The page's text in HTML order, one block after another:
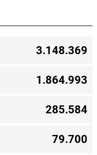
3.148.369
1.864.993
285.584
79.700